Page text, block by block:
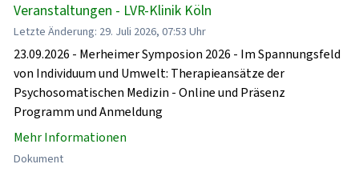
Veranstaltungen - LVR-Klinik Köln
Letzte Änderung: 29. Juli 2026, 07:53 Uhr
23.09.2026 - Merheimer Symposion 2026 - Im Spannungsfeld
von Individuum und Umwelt: Therapieansätze der
Psychosomatischen Medizin - Online und Präsenz
Programm und Anmeldung
Mehr Informationen
Dokument